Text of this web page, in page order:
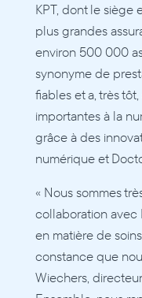
KPT, dont le siège
plus grandes
environ 500 000
synonyme de
fiables et a, très
importantes à la
grâce à des
numérique et
« Nous sommes
collaboration avec
en matière de
constance que
Wiechers,